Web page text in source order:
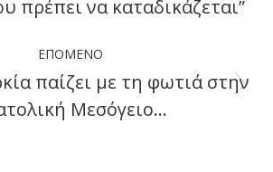
post:
πρέπει να καταδικάζεται”
ΕΠΌΜΕΝΟ
Next
παίζει με τη φωτιά στην
Μεσόγειο…